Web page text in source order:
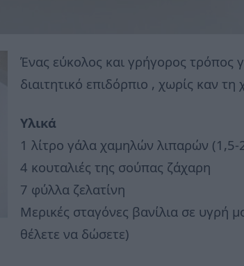
Ένας εύκολος και γρήγορος τρόπος
διαιτητικό επιδόρπιο , χωρίς καν
Υλικά
1 λίτρο γάλα χαμηλών λιπαρών (1,5-
4 κουταλιές της σούπας ζάχαρη
7 φύλλα ζελατίνη
Μερικές σταγόνες βανίλια σε
θέλετε να δώσετε)